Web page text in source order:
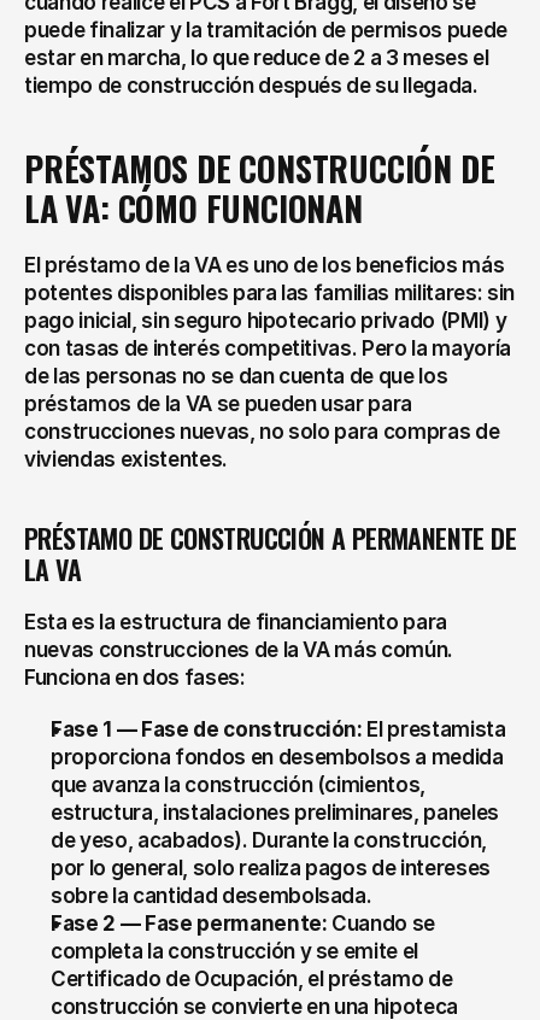
puede finalizar y la tramitación de permisos puede
estar en marcha, lo que reduce de 2 a 3 meses el
tiempo de construcción después de su llegada.
PRÉSTAMOS DE CONSTRUCCIÓN DE
LA VA: CÓMO FUNCIONAN
El préstamo de la VA es uno de los beneficios más
potentes disponibles para las familias militares: sin
pago inicial, sin seguro hipotecario privado (PMI) y
con tasas de interés competitivas. Pero la mayoría
de las personas no se dan cuenta de que los
préstamos de la VA se pueden usar para
construcciones nuevas, no solo para compras de
viviendas existentes.
PRÉSTAMO DE CONSTRUCCIÓN A PERMANENTE DE
LA VA
Esta es la estructura de financiamiento para
nuevas construcciones de la VA más común.
Funciona en dos fases:
Fase 1 — Fase de construcción: El prestamista
proporciona fondos en desembolsos a medida
que avanza la construcción (cimientos,
estructura, instalaciones preliminares, paneles
de yeso, acabados). Durante la construcción,
por lo general, solo realiza pagos de intereses
sobre la cantidad desembolsada.
Fase 2 — Fase permanente: Cuando se
completa la construcción y se emite el
Certificado de Ocupación, el préstamo de
construcción se convierte en una hipoteca